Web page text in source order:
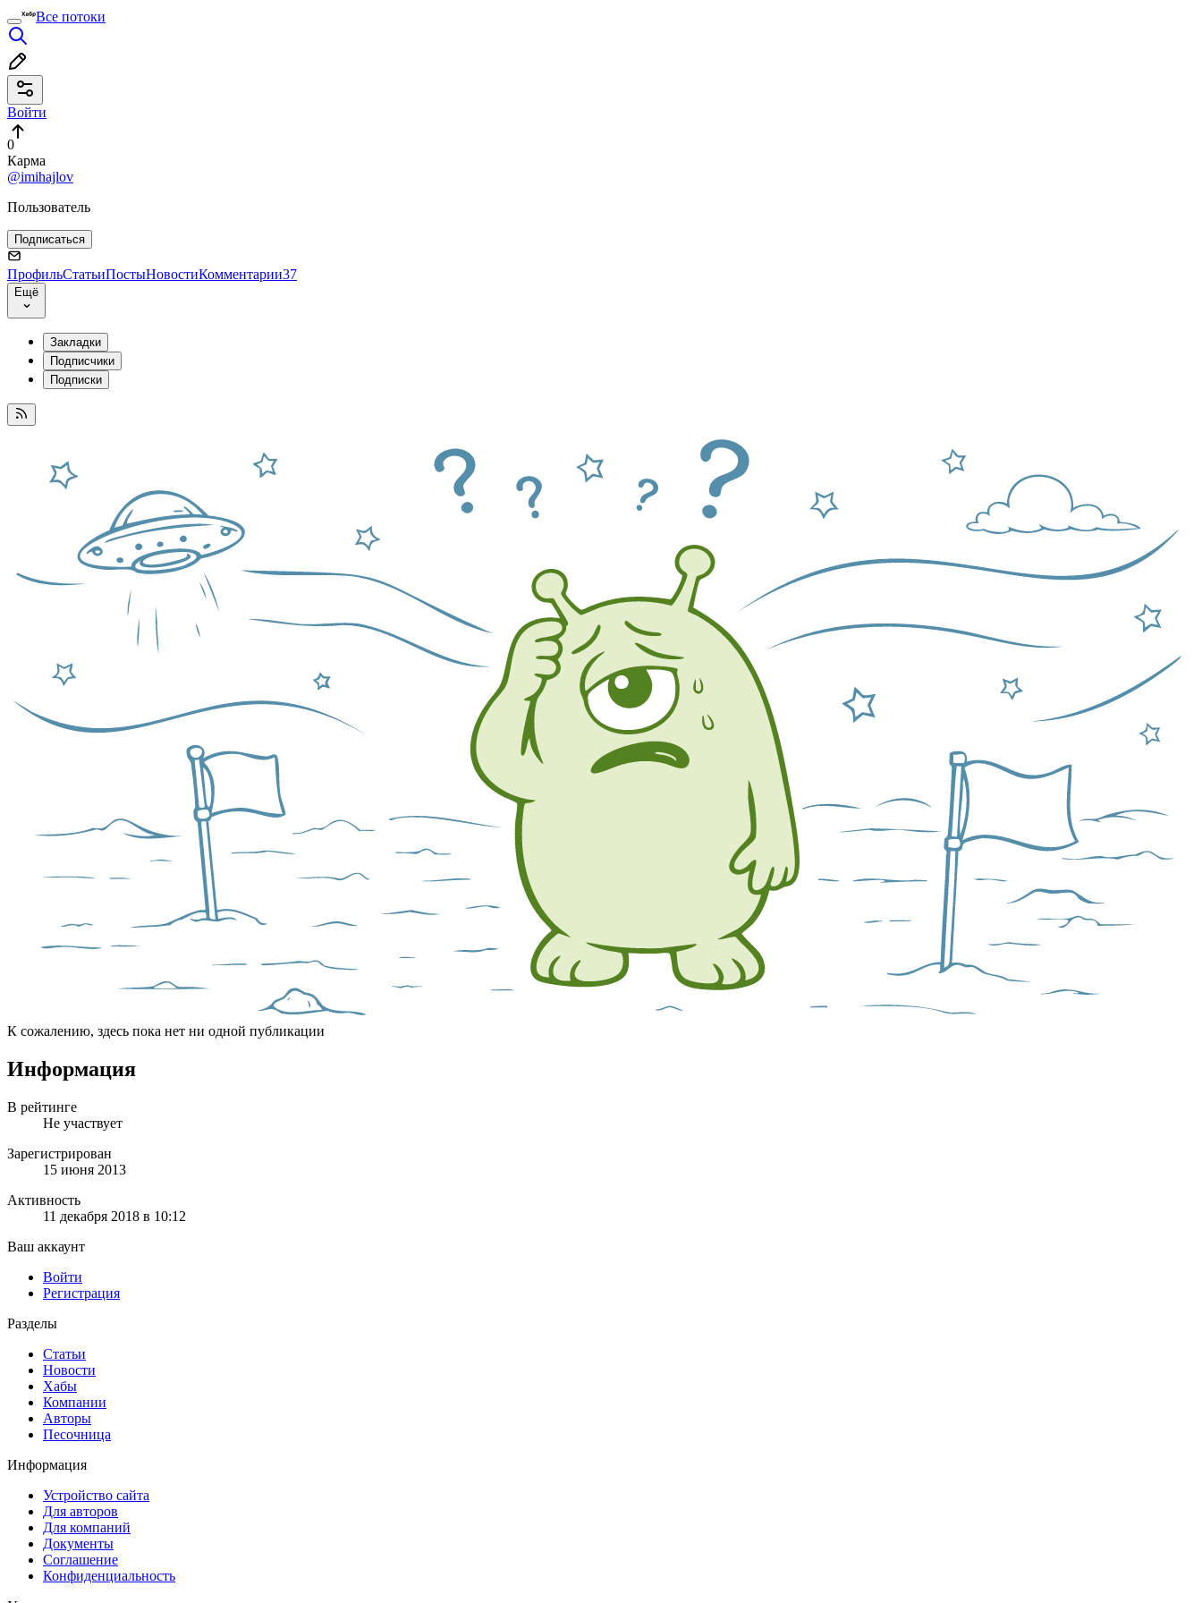
Все потоки
Войти
0
Карма
@imihajlov
Пользователь
Подписаться
ПрофильСтатьиПостыНовостиКомментарии37
Ещё
Закладки
Подписчики
Подписки
К сожалению, здесь пока нет ни одной публикации
Информация
В рейтинге
Не участвует
Зарегистрирован
15 июня 2013
Активность
11 декабря 2018 в 10:12
Ваш аккаунт
Войти
Регистрация
Разделы
Статьи
Новости
Хабы
Компании
Авторы
Песочница
Информация
Устройство сайта
Для авторов
Для компаний
Документы
Соглашение
Конфиденциальность